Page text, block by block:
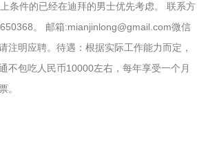
条件的已经在迪拜的男士优先考虑。 联系方
。 邮箱:mianjinlong@gmail.com微信
注明应聘。待遇：根据实际工作能力而定，
不包吃人民币10000左右，每年享受一个月
。